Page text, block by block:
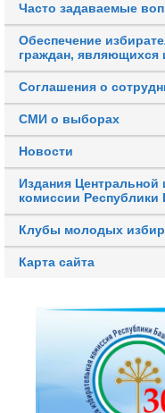
Часто задаваемые
Обеспечение
граждан, являющихся
Соглашения о
СМИ о выборах
Новости
Издания Центральной
комиссии Республики
Клубы молодых
Карта сайта